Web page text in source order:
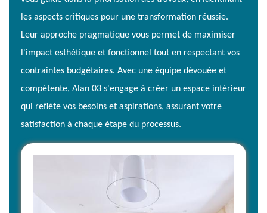
les aspects critiques pour une transformation réussie.
Leur approche pragmatique vous permet de maximiser
l'impact esthétique et fonctionnel tout en respectant vos
contraintes budgétaires. Avec une équipe dévouée et
compétente, Alan 03 s'engage à créer un espace intérieur
qui reflète vos besoins et aspirations, assurant votre
satisfaction à chaque étape du processus.